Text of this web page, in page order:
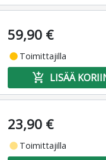
59,90 €
fiber_manual_record Toimittajilla
add_shopping_cart LISÄÄ
23,90 €
fiber_manual_record Toimittajilla